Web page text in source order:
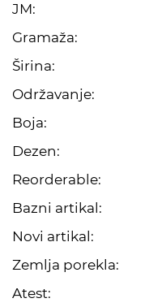
JM:
Gramaža:
Širina:
Održavanje:
Boja:
Dezen:
Reorderable:
Bazni artikal:
Novi artikal:
Zemlja porekla:
Atest: